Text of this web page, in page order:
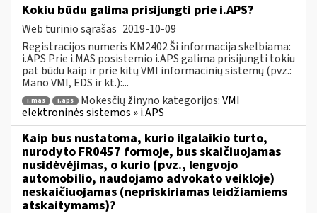
Kokiu būdu galima prisijungti prie i.APS?
Web turinio sąrašas 2019-10-09
Registracijos numeris KM2402 Ši informacija skelbiama:
i.APS Prie i.MAS posistemio i.APS galima prisijungti tokiu
pat būdu kaip ir prie kitų VMI informacinių sistemų (pvz.:
Mano VMI, EDS ir kt.):...
i.mas i.aps Mokesčių žinyno kategorijos:VMI
elektroninės sistemos » i.APS
Kaip bus nustatoma, kurio ilgalaikio turto,
nurodyto FR0457 formoje, bus skaičiuojamas
nusidėvėjimas, o kurio (pvz., lengvojo
automobilio, naudojamo advokato veikloje)
neskaičiuojamas (nepriskiriamas leidžiamiems
atskaitymams)?